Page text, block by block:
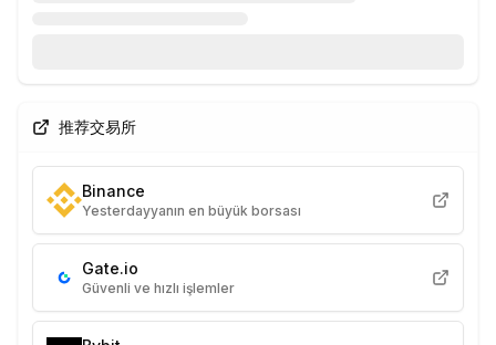
推荐交易所
Binance
Yesterdayyanın en büyük borsası
Gate.io
Güvenli ve hızlı işlemler